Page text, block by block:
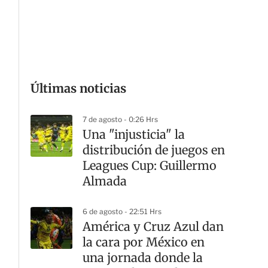
Últimas noticias
7 de agosto - 0:26 Hrs
Una "injusticia" la
distribución de juegos en
Leagues Cup: Guillermo
Almada
6 de agosto - 22:51 Hrs
América y Cruz Azul dan
la cara por México en
una jornada donde la